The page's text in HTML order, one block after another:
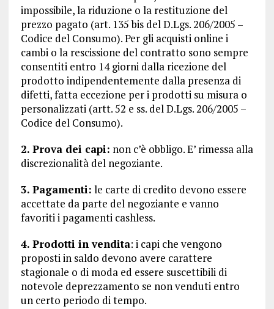
impossibile, la riduzione o la restituzione del
prezzo pagato (art. 135 bis del D.Lgs. 206/2005 –
Codice del Consumo). Per gli acquisti online i
cambi o la rescissione del contratto sono sempre
consentiti entro 14 giorni dalla ricezione del
prodotto indipendentemente dalla presenza di
difetti, fatta eccezione per i prodotti su misura o
personalizzati (artt. 52 e ss. del D.Lgs. 206/2005 –
Codice del Consumo).
2. Prova dei capi: non c’è obbligo. E’ rimessa alla
discrezionalità del negoziante.
3. Pagamenti: le carte di credito devono essere
accettate da parte del negoziante e vanno
favoriti i pagamenti cashless.
4. Prodotti in vendita: i capi che vengono
proposti in saldo devono avere carattere
stagionale o di moda ed essere suscettibili di
notevole deprezzamento se non venduti entro
un certo periodo di tempo.